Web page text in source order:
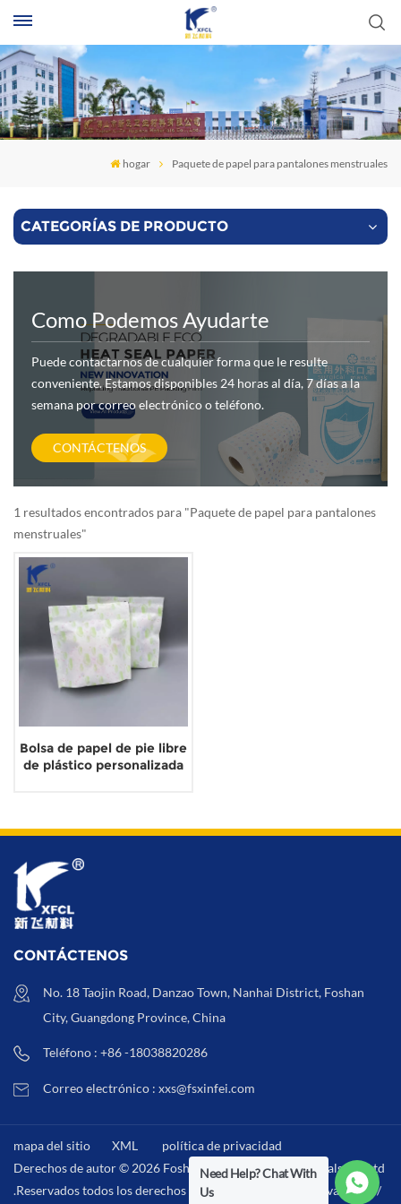
hogar Paquete de papel para pantalones menstruales
CATEGORÍAS DE PRODUCTO
Como Podemos Ayudarte
Puede contactarnos de cualquier forma que le resulte
conveniente. Estamos disponibles 24 horas al día, 7 días a la
semana por correo electrónico o teléfono.
CONTÁCTENOS
1 resultados encontrados para "Paquete de papel para pantalones
menstruales"
Bolsa de papel de pie libre
de plástico personalizada
CONTÁCTENOS
No. 18 Taojin Road, Danzao Town, Nanhai District, Foshan
City, Guangdong Province, China
Teléfono : +86 -18038820286
Correo electrónico : xxs@fsxinfei.com
mapa del sitio XML
política de privacidad
Derechos de autor © 2026 Foshan Xinfei Hygiene Materials Co.,Ltd
.Reservados todos los derechos . / XML política de privacidad /
Need Help? Chat With
Us